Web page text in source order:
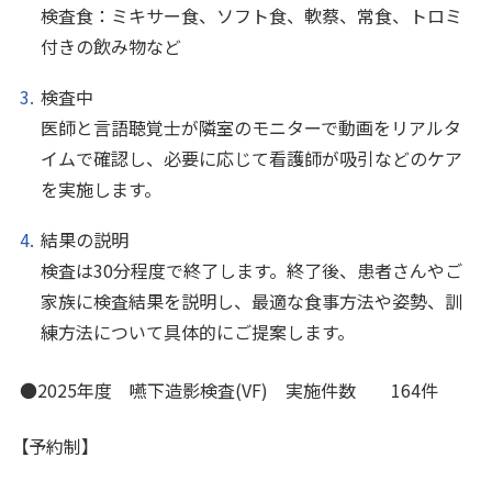
検査食：ミキサー食、ソフト食、軟蔡、常食、トロミ
付きの飲み物など
検査中
医師と言語聴覚士が隣室のモニターで動画をリアルタ
イムで確認し、必要に応じて看護師が吸引などのケア
を実施します。
結果の説明
検査は30分程度で終了します。終了後、患者さんやご
家族に検査結果を説明し、最適な食事方法や姿勢、訓
練方法について具体的にご提案します。
●2025年度 嚥下造影検査(VF) 実施件数 164件
【予約制】